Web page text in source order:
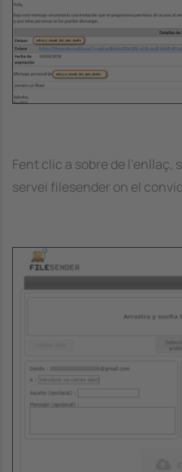
Image
Fent clic a sobre de l’enllaç,
servei filesender on el
Image